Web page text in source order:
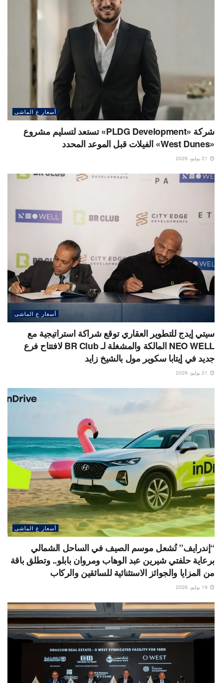
أسعار ع الماشى
شركة «PLDG Development» تستعد لتسليم مشروع
«West Dunes» الفيلات قبل الموعد المحدد
أسعار ع الماشى
سيتي إيدج للتطوير العقاري توقع شراكة استراتيجية مع
NEO WELL المالكة والمشغلة لـ BR Club لافتتاح فرع
جديد في إيتابا سكوير مول بالشيخ زايد
أسعار ع الماشى
“إندرايف” تُشعل موسم الصيف في الساحل الشمالي
برعاية حلفتي شيرين عبد الوهاب ومروان بابلو.. وتطلق باقة
من المزايا والجوائز الاستثنائية للسائقين والركاب